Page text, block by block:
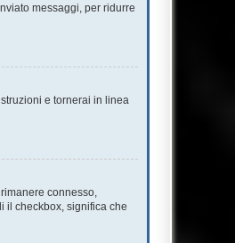
messaggi, per ridurre
e tornerai in linea
connesso,
il checkbox, significa che